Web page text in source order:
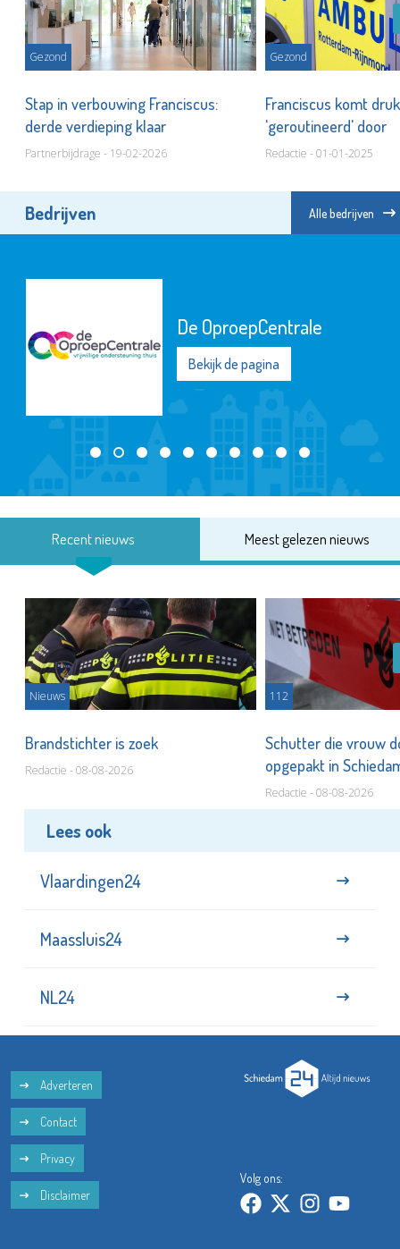
Gezond
Stap in verbouwing Franciscus:
derde verdieping klaar
Partnerbijdrage - 19-02-2026
Gezond
Franciscus komt
'geroutineerd' door
Redactie - 01-01-2025
Bedrijven Alle bedrijven
De OproepCentrale
Bekijk de pagina
Recent nieuws Meest gelezen nieuws
Nieuws
Brandstichter is zoek
Redactie - 08-08-2026
112
Schutter die vrouw
opgepakt in
Redactie - 08-08-2026
Lees ook
Vlaardingen24
Maassluis24
NL24
Adverteren
Contact
Privacy
Disclaimer
Volg ons: